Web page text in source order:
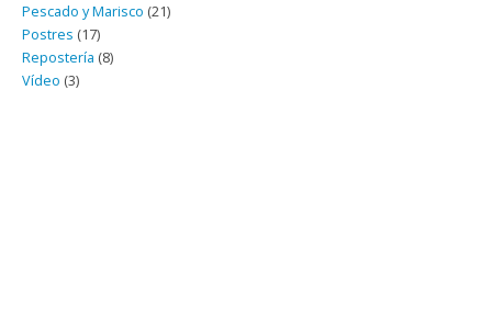
Pescado y Marisco (21)
Postres (17)
Repostería (8)
Vídeo (3)